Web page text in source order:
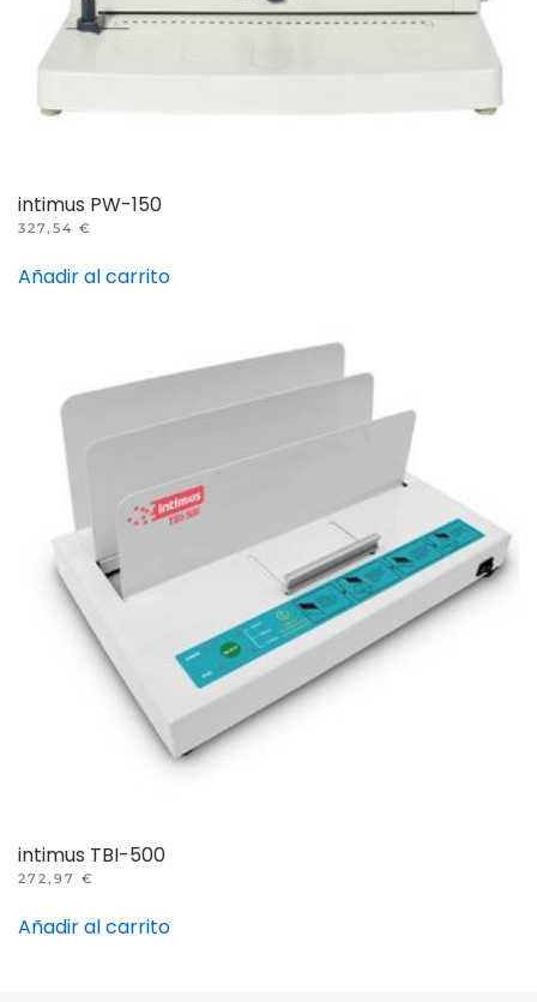
intimus PW-150
327,54 €
Añadir al carrito
intimus TBI-500
272,97 €
Añadir al carrito